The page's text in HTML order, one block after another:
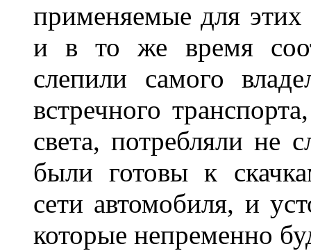
применяемые для
и в то же время
слепили самого
встречного
света, потребляли не
были готовы к
сети автомобиля, и
которые непременно